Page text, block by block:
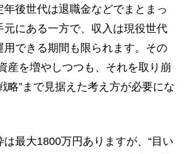
年後世代は退職金などでまとまっ
元にある一方で、収入は現役世代
用できる期間も限られます。その
産を増やしつつも、それを取り崩
略”まで見据えた考え方が必要にな
最大1800万円ありますが、“目い